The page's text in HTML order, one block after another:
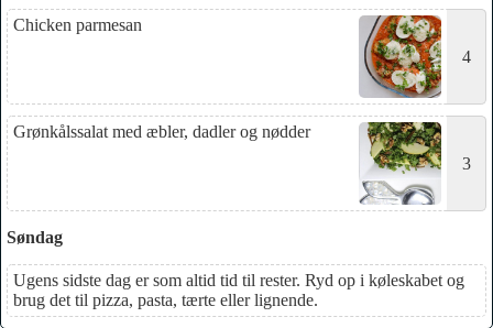
Chicken parmesan
4
Grønkålssalat med æbler, dadler og nødder
3
Søndag
Ugens sidste dag er som altid tid til rester. Ryd op i køleskabet og
brug det til pizza, pasta, tærte eller lignende.